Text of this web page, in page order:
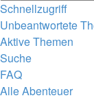
Schnellzugriff
Unbeantwortete
Aktive Themen
Suche
FAQ
Alle Abenteuer